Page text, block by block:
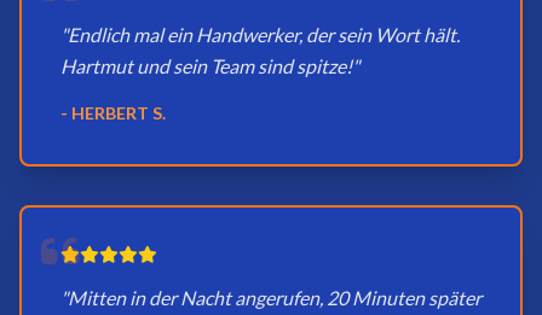
"Endlich mal ein Handwerker, der sein Wort hält.
Hartmut und sein Team sind spitze!"
- HERBERT S.
"Mitten in der Nacht angerufen, 20 Minuten später